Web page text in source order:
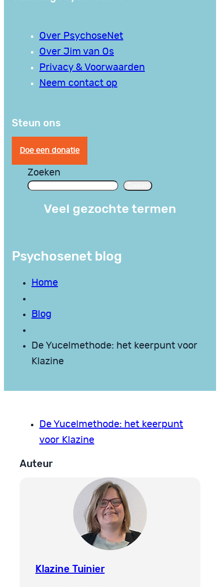
Over PsychoseNet
Over Jim van Os
Privacy & Voorwaarden
Neem contact op
Steun ons
Doe een donatie
Zoeken
Veel gezochte termen
Psychosenet blog
Home
Blog
De Yucelmethode: het keerpunt voor
Klazine
De Yucelmethode: het keerpunt
voor Klazine
Auteur
Klazine Tuinier